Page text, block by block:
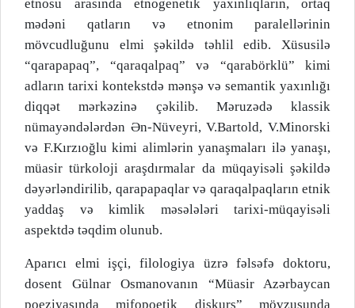
etnosu arasında etnogenetik yaxınlıqların, ortaq
mədəni qatların və etnonim paralellərinin
mövcudluğunu elmi şəkildə təhlil edib. Xüsusilə
“qarapapaq”, “qaraqalpaq” və “qarabörklü” kimi
adların tarixi kontekstdə mənşə və semantik yaxınlığı
diqqət mərkəzinə çəkilib. Məruzədə klassik
nümayəndələrdən Ən-Nüveyri, V.Bartold, V.Minorski
və F.Kırzıoğlu kimi alimlərin yanaşmaları ilə yanaşı,
müasir türkoloji araşdırmalar da müqayisəli şəkildə
dəyərləndirilib, qarapapaqlar və qaraqalpaqların etnik
yaddaş və kimlik məsələləri tarixi-müqayisəli
aspektdə təqdim olunub.
Aparıcı elmi işçi, filologiya üzrə fəlsəfə doktoru,
dosent Gülnar Osmanovanın “Müasir Azərbaycan
poeziyasında mifopoetik diskurs” mövzusunda